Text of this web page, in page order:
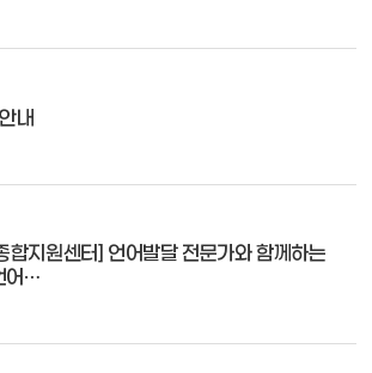
내
합지원센터] 언어발달 전문가와 함께하는
어…